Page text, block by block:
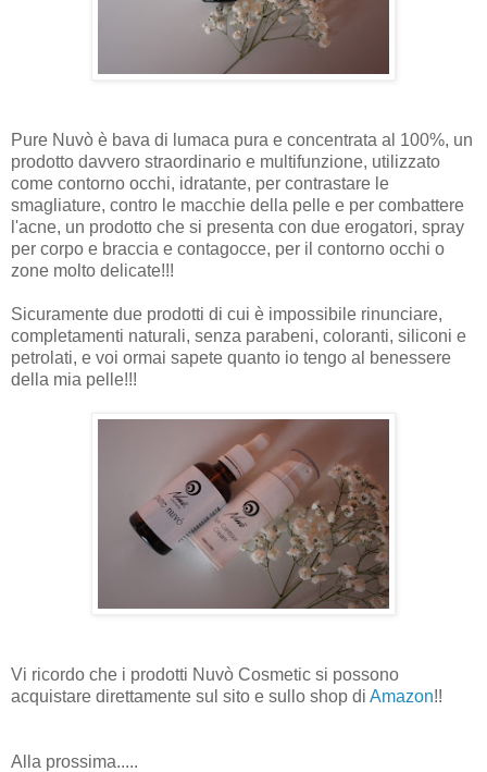
Pure Nuvò è bava di lumaca pura e concentrata al 100%, un
prodotto davvero straordinario e multifunzione, utilizzato
come contorno occhi, idratante, per contrastare le
smagliature, contro le macchie della pelle e per combattere
l'acne, un prodotto che si presenta con due erogatori, spray
per corpo e braccia e contagocce, per il contorno occhi o
zone molto delicate!!!
Sicuramente due prodotti di cui è impossibile rinunciare,
completamenti naturali, senza parabeni, coloranti, siliconi e
petrolati, e voi ormai sapete quanto io tengo al benessere
della mia pelle!!!
Vi ricordo che i prodotti Nuvò Cosmetic si possono
acquistare direttamente sul sito e sullo shop di Amazon!!
Alla prossima.....